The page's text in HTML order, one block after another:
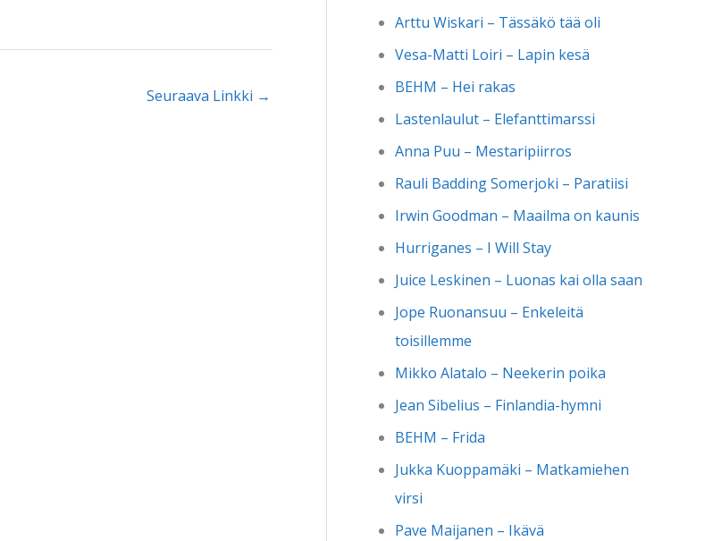
Seuraava Linkki →
Arttu Wiskari – Tässäkö tää oli
Vesa-Matti Loiri – Lapin kesä
BEHM – Hei rakas
Lastenlaulut – Elefanttimarssi
Anna Puu – Mestaripiirros
Rauli Badding Somerjoki – Paratiisi
Irwin Goodman – Maailma on kaunis
Hurriganes – I Will Stay
Juice Leskinen – Luonas kai olla saan
Jope Ruonansuu – Enkeleitä
toisillemme
Mikko Alatalo – Neekerin poika
Jean Sibelius – Finlandia-hymni
BEHM – Frida
Jukka Kuoppamäki – Matkamiehen
virsi
Pave Maijanen – Ikävä